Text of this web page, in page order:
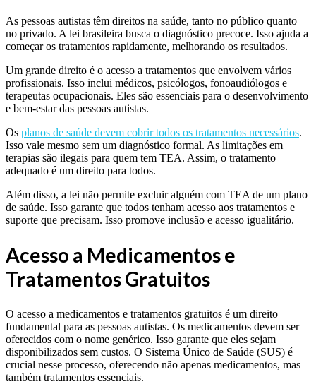
As pessoas autistas têm direitos na saúde, tanto no público quanto
no privado. A lei brasileira busca o diagnóstico precoce. Isso ajuda a
começar os tratamentos rapidamente, melhorando os resultados.
Um grande direito é o acesso a tratamentos que envolvem vários
profissionais. Isso inclui médicos, psicólogos, fonoaudiólogos e
terapeutas ocupacionais. Eles são essenciais para o desenvolvimento
e bem-estar das pessoas autistas.
Os planos de saúde devem cobrir todos os tratamentos necessários.
Isso vale mesmo sem um diagnóstico formal. As limitações em
terapias são ilegais para quem tem TEA. Assim, o tratamento
adequado é um direito para todos.
Além disso, a lei não permite excluir alguém com TEA de um plano
de saúde. Isso garante que todos tenham acesso aos tratamentos e
suporte que precisam. Isso promove inclusão e acesso igualitário.
Acesso a Medicamentos e
Tratamentos Gratuitos
O acesso a medicamentos e tratamentos gratuitos é um direito
fundamental para as pessoas autistas. Os medicamentos devem ser
oferecidos com o nome genérico. Isso garante que eles sejam
disponibilizados sem custos. O Sistema Único de Saúde (SUS) é
crucial nesse processo, oferecendo não apenas medicamentos, mas
também tratamentos essenciais.